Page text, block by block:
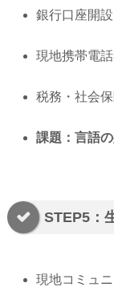
銀行口座開設
現地携帯電
税務・社会
課題：言語
STEP5：
現地コミュ